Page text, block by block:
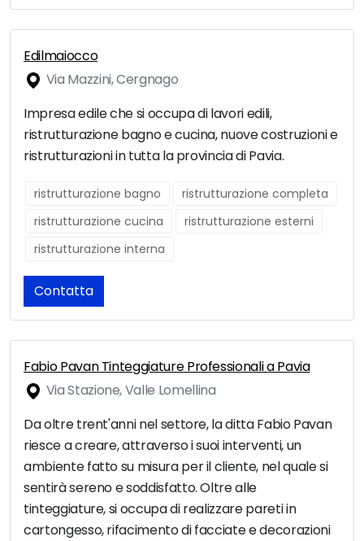
Edilmaiocco
Via Mazzini, Cergnago
Impresa edile che si occupa di lavori edili,
ristrutturazione bagno e cucina, nuove costruzioni e
ristrutturazioni in tutta la provincia di Pavia.
ristrutturazione bagno
ristrutturazione completa
ristrutturazione cucina
ristrutturazione esterni
ristrutturazione interna
Contatta
Fabio Pavan Tinteggiature Professionali a Pavia
Via Stazione, Valle Lomellina
Da oltre trent'anni nel settore, la ditta Fabio Pavan
riesce a creare, attraverso i suoi interventi, un
ambiente fatto su misura per il cliente, nel quale si
sentirà sereno e soddisfatto. Oltre alle
tinteggiature, si occupa di realizzare pareti in
cartongesso, rifacimento di facciate e decorazioni